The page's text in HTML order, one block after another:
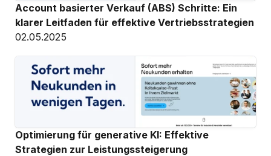
Account basierter Verkauf (ABS) Schritte: Ein
klarer Leitfaden für effektive Vertriebsstrategien
02.05.2025
Optimierung für generative KI: Effektive
Strategien zur Leistungssteigerung